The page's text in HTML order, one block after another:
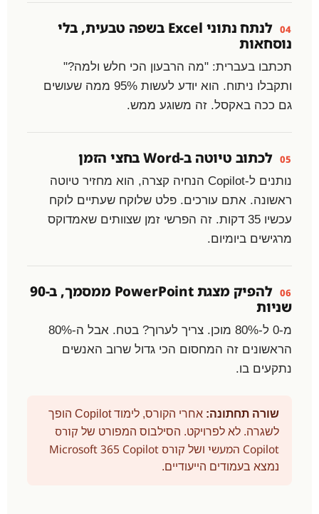
04
לנתח נתוני Excel בשפה טבעית, בלי
נוסחאות
תכתבו בעברית: "מה הרבעון הכי חלש ולמה?"
ותקבלו ניתוח. הוא יודע לעשות 95% ממה שעושים
גם ככה באקסל. זה משוגע ממש.
05 לכתוב טיוטה ב-Word בחצי הזמן
נותנים ל-Copilot הנחיה קצרה, הוא מחזיר טיוטה
ראשונה. אתם עורכים. פלט שלוקח שעתיים לוקח
עכשיו 35 דקות. זה הפרשי זמן שצוותים שאמדוקס
מרגישים ביומיום.
06
להפיק מצגת PowerPoint ממסמך, ב-90
שניות
מ-0 ל-80% מוכן. צריך לערוך? בטח. אבל ה-80%
הראשונים זה המחסום הכי גדול שרוב האנשים
נתקעים בו.
שורה תחתונה:
אחרי הקורס, לימוד Copilot הופך
לשגרה. לא לפרויקט. הסילבוס המפורט של קורס
Copilot המעשי
ושל קורס Microsoft 365 Copilot
נמצא בעמודים הייעודיים.